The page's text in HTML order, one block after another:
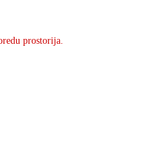
prostorija.